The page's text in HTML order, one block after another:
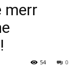
merr
0
54